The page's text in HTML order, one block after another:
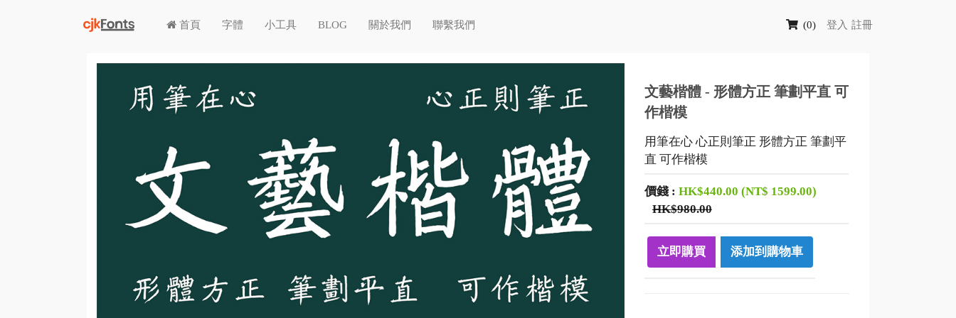
首頁 字體 小工具 BLOG 關於我們 聯繫我們 登入 註冊
(0)
文藝楷體 - 形體方正 筆劃平直 可
作楷模
用筆在心 心正則筆正 形體方正 筆劃平
直 可作楷模
價錢 :HK$440.00 (NT$ 1599.00)
HK$980.00
立即購買 添加到購物車